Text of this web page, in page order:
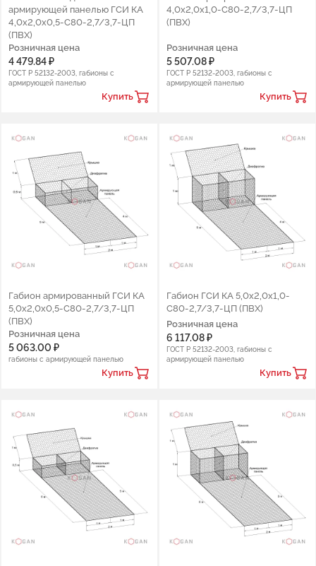
армирующей панелью ГСИ КА
4,0х2,0х0,5-С80-2,7/3,7-ЦП
(ПВХ)
Розничная цена
4 479.84 ₽
ГОСТ Р 52132-2003, габионы с
армирующей панелью
Купить
4,0х2,0х1,0-С80-2,7/3,7-ЦП
(ПВХ)
Розничная цена
5 507.08 ₽
ГОСТ Р 52132-2003, габионы с
армирующей панелью
Купить
Габион армированный ГСИ КА
5,0х2,0х0,5-С80-2,7/3,7-ЦП
(ПВХ)
Розничная цена
5 063.00 ₽
габионы с армирующей панелью
Купить
Габион ГСИ КА 5,0х2,0х1,0-
С80-2,7/3,7-ЦП (ПВХ)
Розничная цена
6 117.08 ₽
ГОСТ Р 52132-2003, габионы с
армирующей панелью
Купить